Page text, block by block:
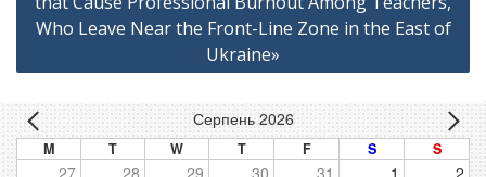
Who Leave Near the Front-Line Zone in the East of
Ukraine»
Серпень 2026
M T W T F S S
27 28 29 30 31 1 2